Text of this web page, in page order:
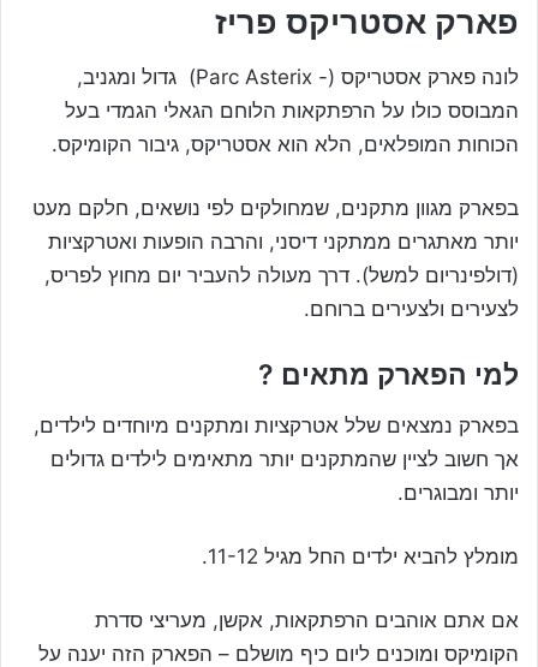
פארק אסטריקס פריז
לונה פארק אסטריקס (- Parc Asterix) גדול ומגניב,
המבוסס כולו על הרפתקאות הלוחם הגאלי הגמדי בעל
הכוחות המופלאים, הלא הוא אסטריקס, גיבור הקומיקס.
בפארק מגוון מתקנים, שמחולקים לפי נושאים, חלקם מעט
יותר מאתגרים ממתקני דיסני, והרבה הופעות ואטרקציות
(דולפינריום למשל). דרך מעולה להעביר יום מחוץ לפריס,
לצעירים ולצעירים ברוחם.
למי הפארק מתאים ?
בפארק נמצאים שלל אטרקציות ומתקנים מיוחדים לילדים,
אך חשוב לציין שהמתקנים יותר מתאימים לילדים גדולים
יותר ומבוגרים.
מומלץ להביא ילדים החל מגיל 11-12.
אם אתם אוהבים הרפתקאות, אקשן, מעריצי סדרת
הקומיקס ומוכנים ליום כיף מושלם – הפארק הזה יענה על